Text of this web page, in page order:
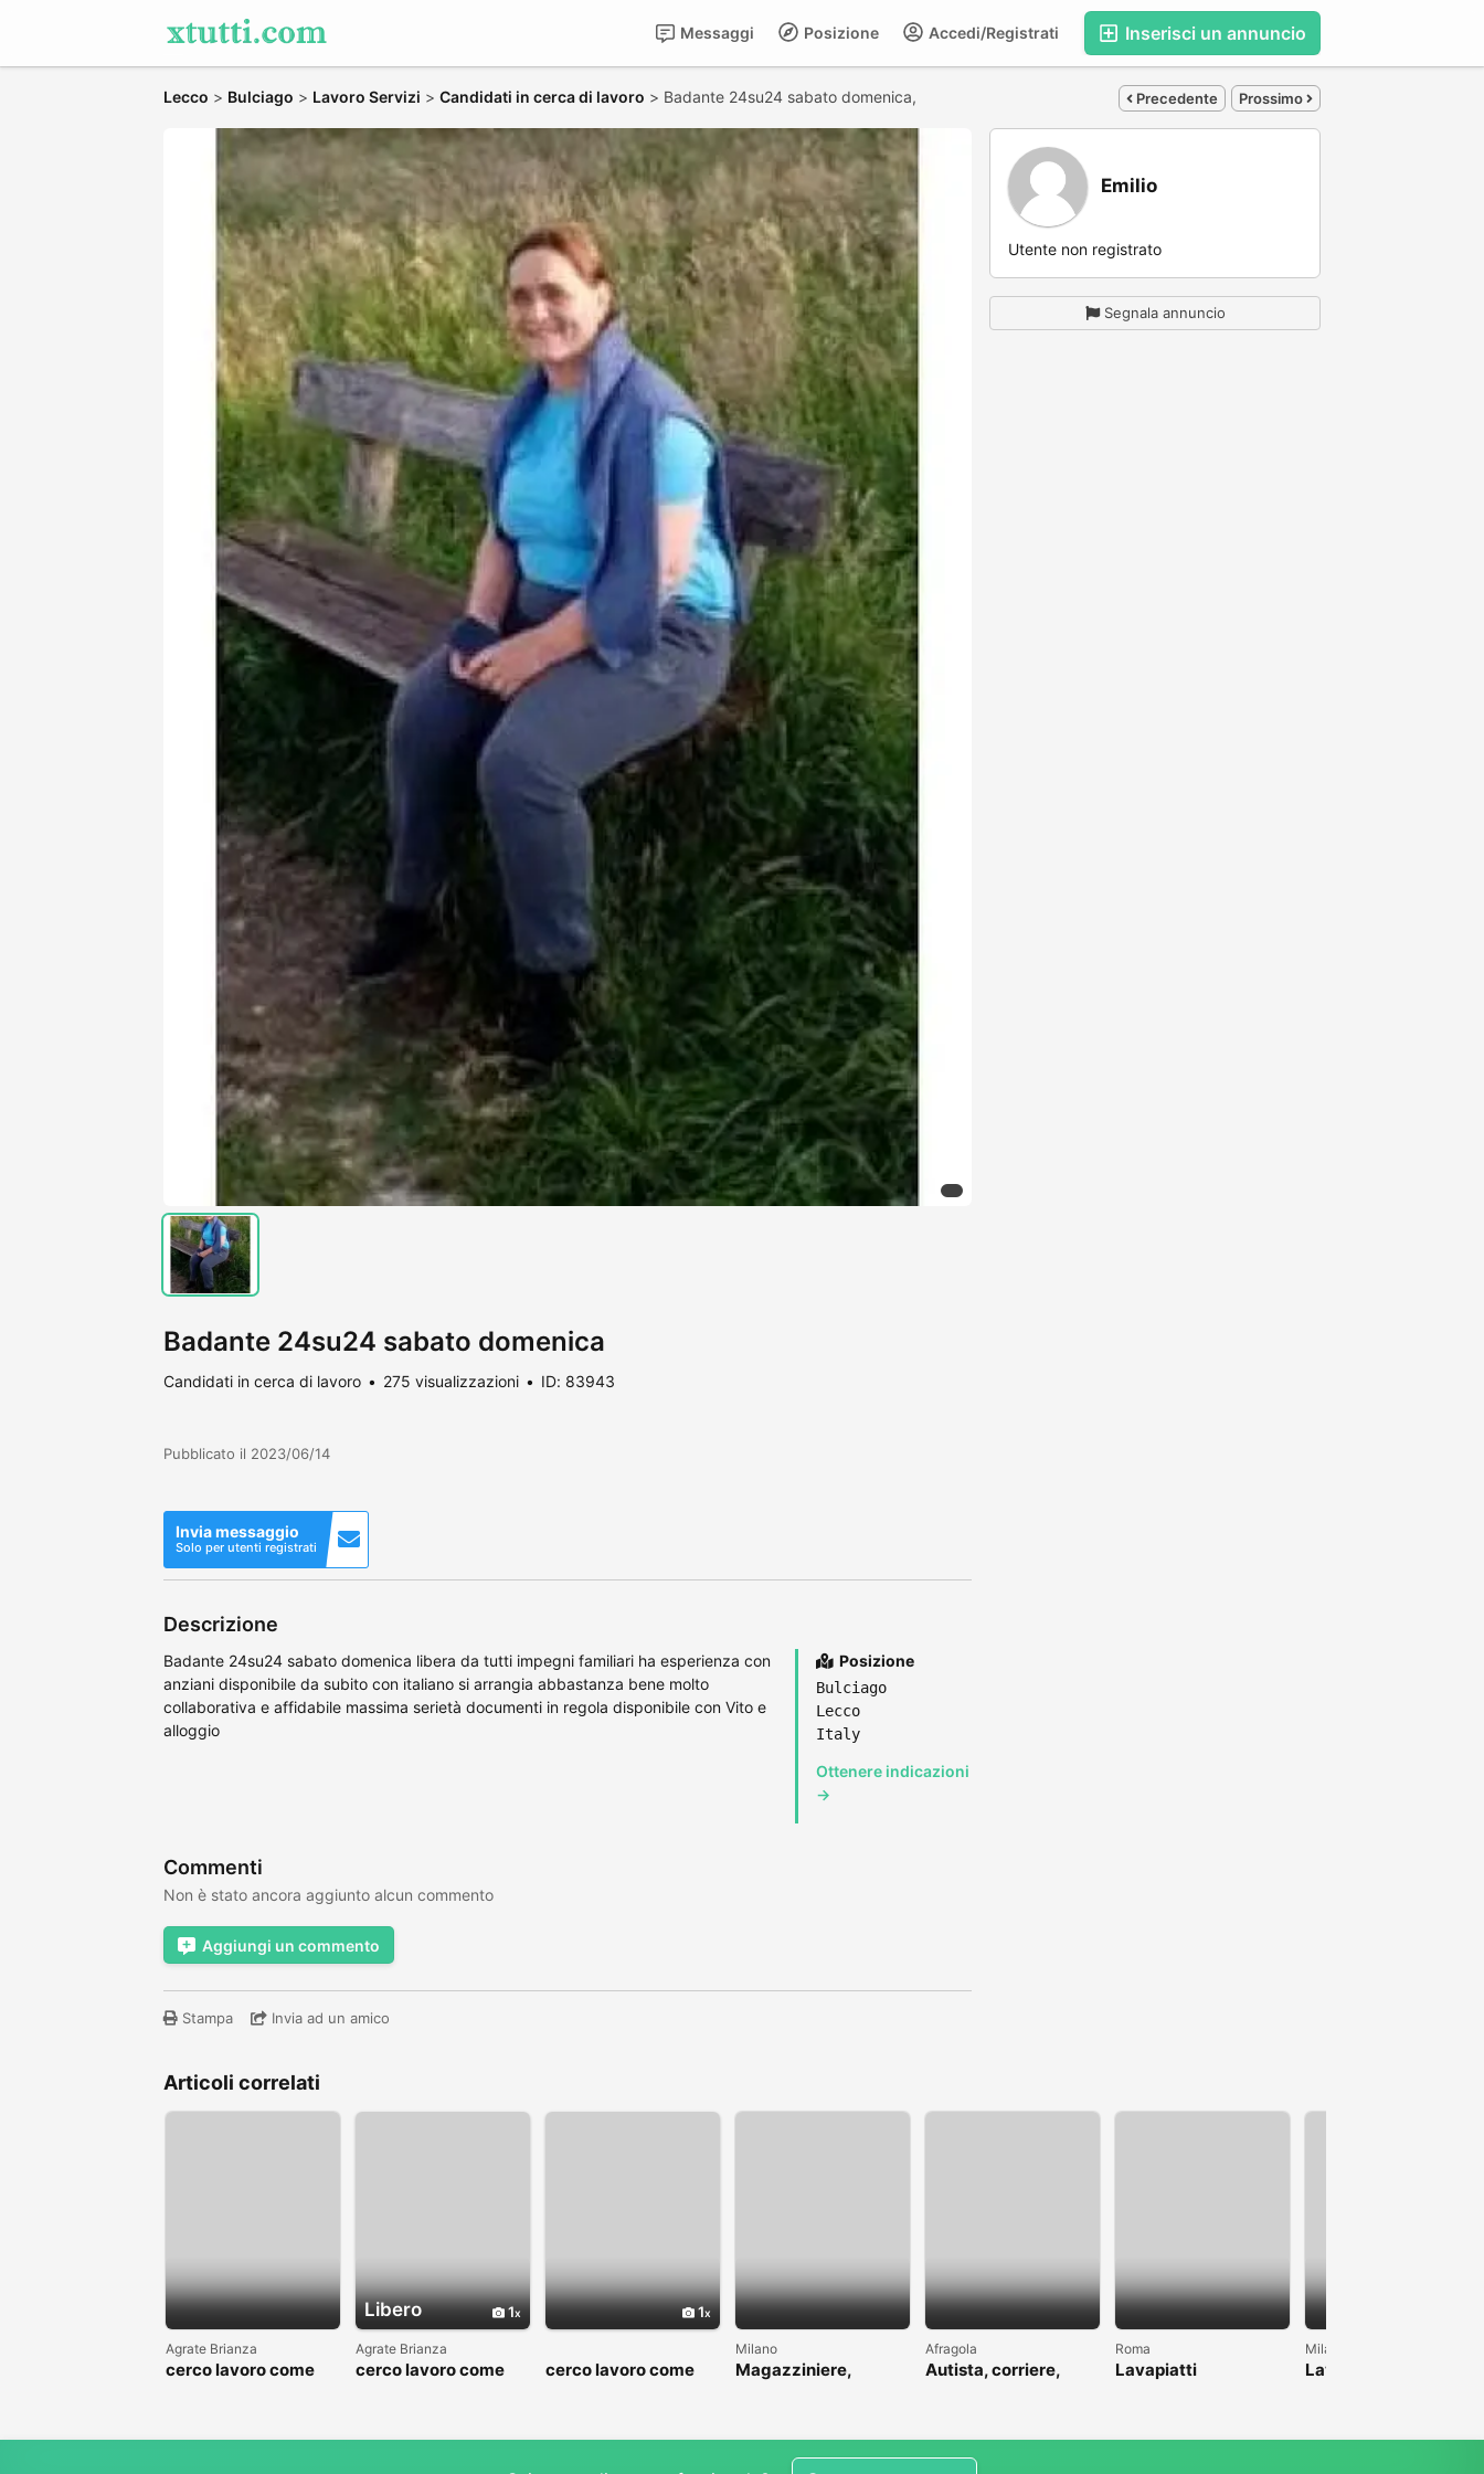
Inserisci un annuncio
Accedi/Registrati
Posizione
Messaggi
Lecco > Bulciago > Lavoro Servizi > Candidati in cerca di lavoro > Badante 24su24 sabato domenica, Precedente Prossimo
Badante 24su24 sabato domenica
Candidati in cerca di lavoro 275 visualizzazioni ID: 83943
Pubblicato il 2023/06/14
Invia messaggio
Solo per utenti registrati
Descrizione
Badante 24su24 sabato domenica libera da tutti impegni familiari ha esperienza con
anziani disponibile da subito con italiano si arrangia abbastanza bene molto
collaborativa e affidabile massima serietà documenti in regola disponibile con Vito e
alloggio
Posizione
Bulciago
Lecco
Italy
Ottenere indicazioni
→
Commenti
Non è stato ancora aggiunto alcun commento
Aggiungi un commento
Stampa Invia ad un amico
Emilio
Utente non registrato
Segnala annuncio
Articoli correlati
Agrate Brianza
cerco lavoro come
Libero 1
Agrate Brianza
cerco lavoro come
1
cerco lavoro come
Milano
Magazziniere,
Afragola
Autista, corriere,
Roma
Lavapiatti
Milano
Lavoro come pulizie